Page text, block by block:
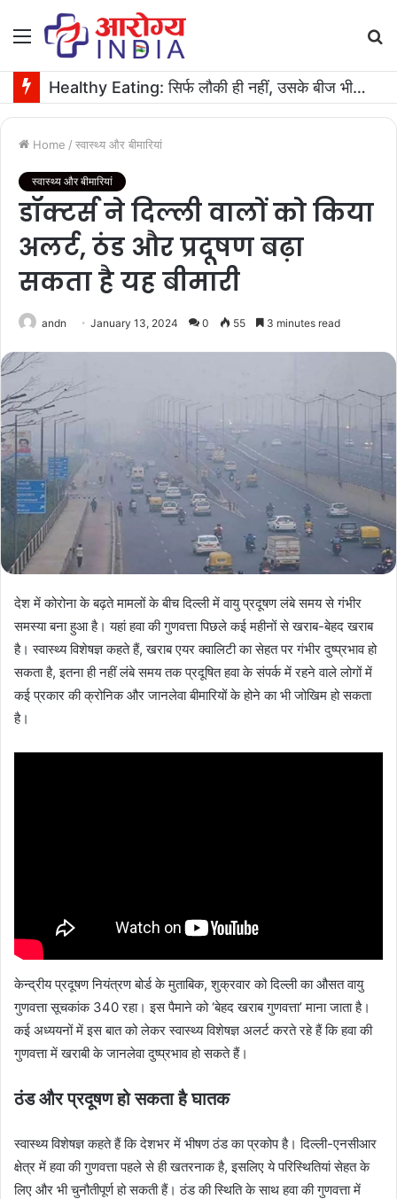
Menu
Healthy Eating: सिर्फ लौकी ही नहीं, उसके बीज भी हैं काम के! फायदे मिलेंगे कमाल के!
Home / स्वास्थ्य और बीमारियां
स्वास्थ्य और बीमारियां
डॉक्टर्स ने दिल्ली वालों को किया
अलर्ट, ठंड और प्रदूषण बढ़ा
सकता है यह बीमारी
andn January 13, 2024 0 55 3 minutes read
देश में कोरोना के बढ़ते मामलों के बीच दिल्ली में वायु प्रदूषण लंबे समय से गंभीर
समस्या बना हुआ है। यहां हवा की गुणवत्ता पिछले कई महीनों से खराब-बेहद खराब
है। स्वास्थ्य विशेषज्ञ कहते हैं, खराब एयर क्वालिटी का सेहत पर गंभीर दुष्प्रभाव हो
सकता है, इतना ही नहीं लंबे समय तक प्रदूषित हवा के संपर्क में रहने वाले लोगों में
कई प्रकार की क्रोनिक और जानलेवा बीमारियों के होने का भी जोखिम हो सकता
है।
केन्द्रीय प्रदूषण नियंत्रण बोर्ड के मुताबिक, शुक्रवार को दिल्ली का औसत वायु
गुणवत्ता सूचकांक 340 रहा। इस पैमाने को ‘बेहद खराब गुणवत्ता’ माना जाता है।
कई अध्ययनों में इस बात को लेकर स्वास्थ्य विशेषज्ञ अलर्ट करते रहे हैं कि हवा की
गुणवत्ता में खराबी के जानलेवा दुष्प्रभाव हो सकते हैं।
ठंड और प्रदूषण हो सकता है घातक
स्वास्थ्य विशेषज्ञ कहते हैं कि देशभर में भीषण ठंड का प्रकोप है। दिल्ली-एनसीआर
क्षेत्र में हवा की गुणवत्ता पहले से ही खतरनाक है, इसलिए ये परिस्थितियां सेहत के
लिए और भी चुनौतीपूर्ण हो सकती हैं। ठंड की स्थिति के साथ हवा की गुणवत्ता में